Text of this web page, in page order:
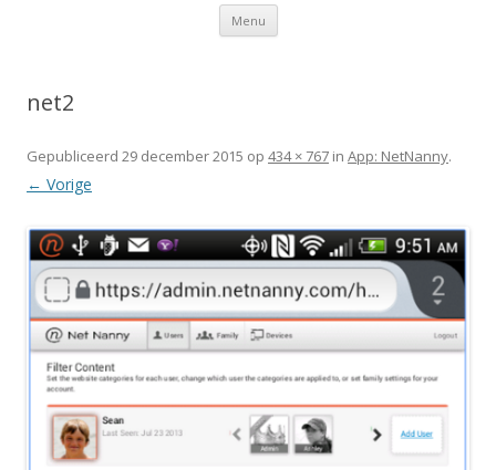
Menu Spring
inhoud
net2
Gepubliceerd 29 december 2015 op 434 × 767 in App: NetNanny.
← Vorige